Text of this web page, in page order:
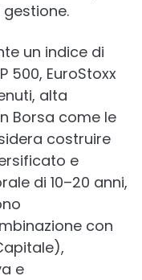
un indice di
500, EuroStoxx
alta
Borsa come le
costruire
e
di 10–20 anni,
con
e